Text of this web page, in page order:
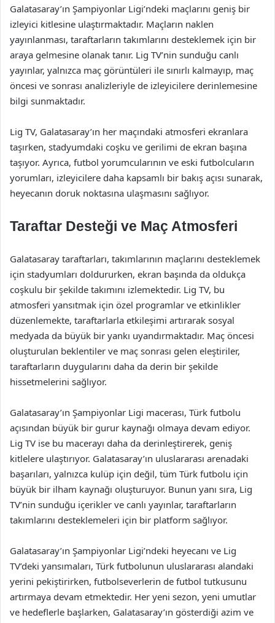
Galatasaray’ın Şampiyonlar Ligi’ndeki maçlarını geniş bir
izleyici kitlesine ulaştırmaktadır. Maçların naklen
yayınlanması, taraftarların takımlarını desteklemek için bir
araya gelmesine olanak tanır. Lig TV’nin sunduğu canlı
yayınlar, yalnızca maç görüntüleri ile sınırlı kalmayıp, maç
öncesi ve sonrası analizleriyle de izleyicilere derinlemesine
bilgi sunmaktadır.
Lig TV, Galatasaray’ın her maçındaki atmosferi ekranlara
taşırken, stadyumdaki coşku ve gerilimi de ekran başına
taşıyor. Ayrıca, futbol yorumcularının ve eski futbolcuların
yorumları, izleyicilere daha kapsamlı bir bakış açısı sunarak,
heyecanın doruk noktasına ulaşmasını sağlıyor.
Taraftar Desteği ve Maç Atmosferi
Galatasaray taraftarları, takımlarının maçlarını desteklemek
için stadyumları doldururken, ekran başında da oldukça
coşkulu bir şekilde takımını izlemektedir. Lig TV, bu
atmosferi yansıtmak için özel programlar ve etkinlikler
düzenlemekte, taraftarlarla etkileşimi artırarak sosyal
medyada da büyük bir yankı uyandırmaktadır. Maç öncesi
oluşturulan beklentiler ve maç sonrası gelen eleştiriler,
taraftarların duygularını daha da derin bir şekilde
hissetmelerini sağlıyor.
Galatasaray’ın Şampiyonlar Ligi macerası, Türk futbolu
açısından büyük bir gurur kaynağı olmaya devam ediyor.
Lig TV ise bu macerayı daha da derinleştirerek, geniş
kitlelere ulaştırıyor. Galatasaray’ın uluslararası arenadaki
başarıları, yalnızca kulüp için değil, tüm Türk futbolu için
büyük bir ilham kaynağı oluşturuyor. Bunun yanı sıra, Lig
TV’nin sunduğu içerikler ve canlı yayınlar, taraftarların
takımlarını desteklemeleri için bir platform sağlıyor.
Galatasaray’ın Şampiyonlar Ligi’ndeki heyecanı ve Lig
TV’deki yansımaları, Türk futbolunun uluslararası alandaki
yerini pekiştirirken, futbolseverlerin de futbol tutkusunu
artırmaya devam etmektedir. Her yeni sezon, yeni umutlar
ve hedeflerle başlarken, Galatasaray’ın gösterdiği azim ve